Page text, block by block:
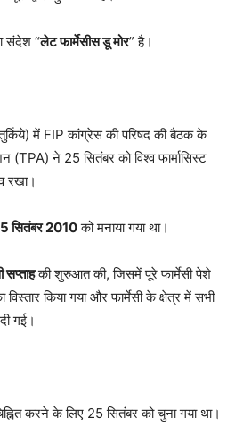
संदेश “लेट फार्मेसीस डू मोर” है।
में FIP कांग्रेस की परिषद की बैठक के
(TPA) ने 25 सितंबर को विश्व फार्मासिस्ट
रखा।
सितंबर2010को मनाया गया था।
सप्ताहकी शुरुआत की, जिसमें पूरे फार्मेसी पेशे
किया गया और फार्मेसी के क्षेत्र में सभी
गई।
करने के लिए 25 सितंबर को चुना गया था।